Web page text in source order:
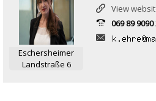
Eschersheimer
Landstraße 6
View
069 89 9090